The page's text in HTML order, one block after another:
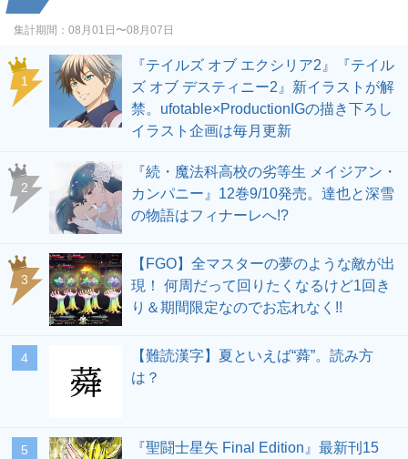
集計期間： 08月01日〜08月07日
1
『テイルズ オブ エクシリア2』『テイル
ズ オブ デスティニー2』新イラストが解
禁。ufotable×ProductionIGの描き下ろし
イラスト企画は毎月更新
2
『続・魔法科高校の劣等生 メイジアン・
カンパニー』12巻9/10発売。達也と深雪
の物語はフィナーレへ!?
3
【FGO】全マスターの夢のような敵が出
現！ 何周だって回りたくなるけど1回き
り＆期間限定なのでお忘れなく!!
4
【難読漢字】夏といえば“蕣”。読み方
は？
5
『聖闘士星矢 Final Edition』最新刊15